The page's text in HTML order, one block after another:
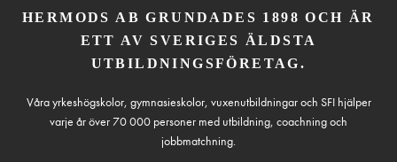
HERMODS AB GRUNDADES 1898 OCH ÄR
ETT AV SVERIGES ÄLDSTA
UTBILDNINGSFÖRETAG.
Våra yrkeshögskolor, gymnasieskolor, vuxenutbildningar och SFI hjälper
varje år över 70 000 personer med utbildning, coachning och
jobbmatchning.